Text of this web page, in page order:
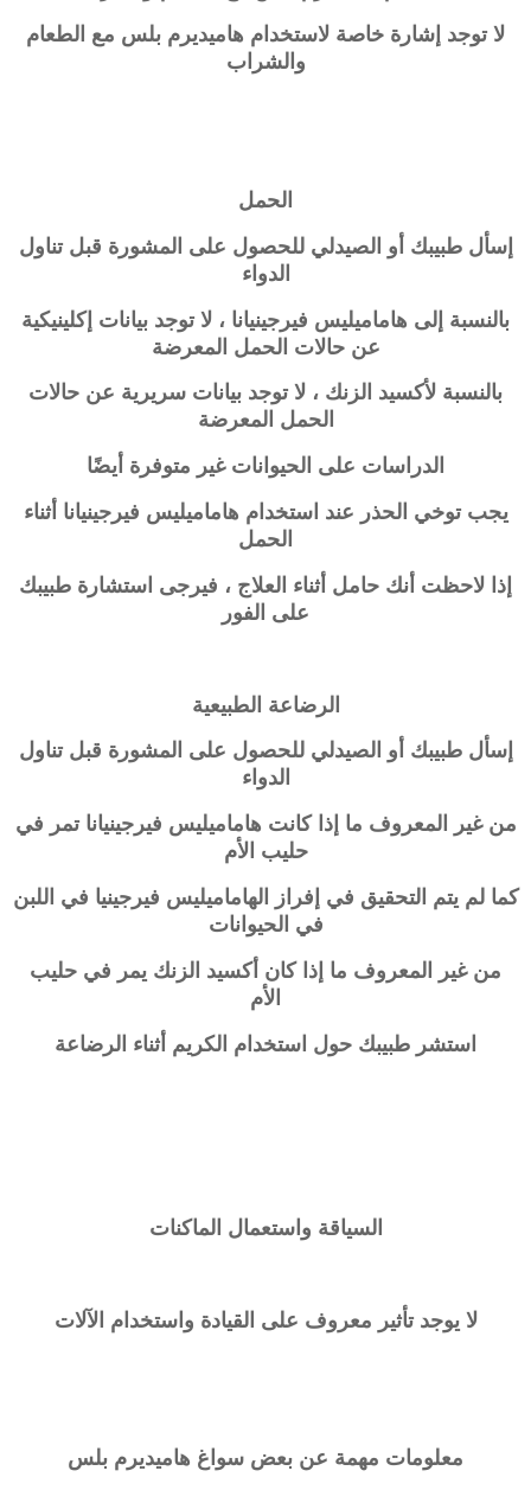
لا توجد إشارة خاصة لاستخدام هاميديرم بلس مع الطعام
والشراب
الحمل
إسأل طبيبك أو الصيدلي للحصول على المشورة قبل تناول
الدواء
بالنسبة إلى هاماميليس فيرجينيانا ، لا توجد بيانات إكلينيكية
عن حالات الحمل المعرضة
بالنسبة لأكسيد الزنك ، لا توجد بيانات سريرية عن حالات
الحمل المعرضة
الدراسات على الحيوانات غير متوفرة أيضًا
يجب توخي الحذر عند استخدام هاماميليس فيرجينيانا أثناء
الحمل
إذا لاحظت أنك حامل أثناء العلاج ، فيرجى استشارة طبيبك
على الفور
الرضاعة الطبيعية
إسأل طبيبك أو الصيدلي للحصول على المشورة قبل تناول
الدواء
من غير المعروف ما إذا كانت هاماميليس فيرجينيانا تمر في
حليب الأم
كما لم يتم التحقيق في إفراز الهاماميليس فيرجينيا في اللبن
في الحيوانات
من غير المعروف ما إذا كان أكسيد الزنك يمر في حليب
الأم
استشر طبيبك حول استخدام الكريم أثناء الرضاعة
السياقة واستعمال الماكنات
لا يوجد تأثير معروف على القيادة واستخدام الآلات
معلومات مهمة عن بعض سواغ هاميديرم بلس